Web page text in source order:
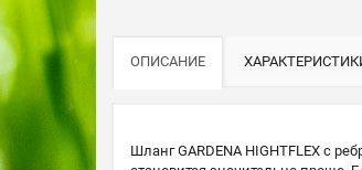
ОПИСАНИЕ
Шланг GARDENA HIGHTFLEX с